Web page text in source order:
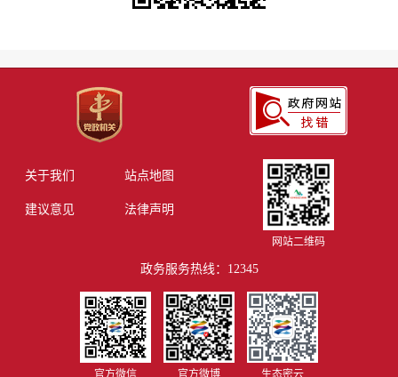
关于我们 站点地图
建议意见 法律声明
网站二维码
政务服务热线：12345
官方微信 官方微博 生态密云